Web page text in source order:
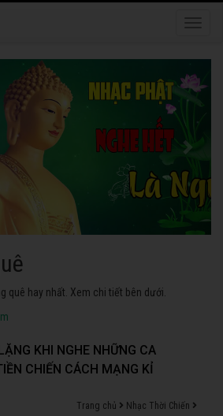
ca hay nhất. Không thể không nghe thử.
KHI NGHE NHỮNG CA
CHIẾN CÁCH MẠNG KỈ
Trang chủ Nhạc Thời Chiến